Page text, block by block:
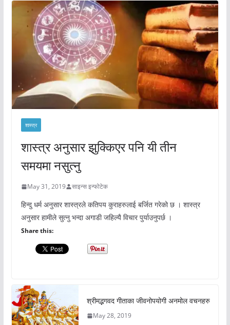
शास्त्र
शास्त्र अनुसार झुक्किएर पनि यी तीन
समयमा नसुत्नु
May 31, 2019 साइन्स इन्फोटेक
हिन्दु धर्म अनुसार शास्त्रले कतिपय कुराहरुलाई बर्जित गरेको छ । शास्त्र
अनुसार हामीले सुत्नु भन्दा अगाडी जहिल्यै विचार पुर्याउनुपर्छ ।
Share this:
श्रीमद्भगवद गीताका जीवनोपयोगी अनमोल वचनहरु
May 28, 2019